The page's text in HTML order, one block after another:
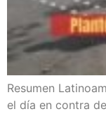
Resu­men
el día en con­tra